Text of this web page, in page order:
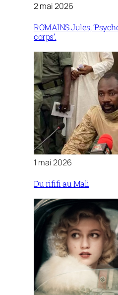
2 mai 2026
ROMAINS Jules,
corps’.
1 mai 2026
Du rififi au Mali